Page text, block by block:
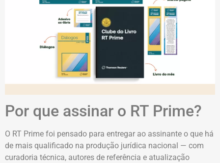
Por que assinar o RT Prime?
O RT Prime foi pensado para entregar ao assinante o que há
de mais qualificado na produção jurídica nacional — com
curadoria técnica, autores de referência e atualização